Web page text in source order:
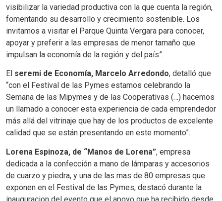
visibilizar la variedad productiva con la que cuenta la región,
fomentando su desarrollo y crecimiento sostenible. Los
invitamos a visitar el Parque Quinta Vergara para conocer,
apoyar y preferir a las empresas de menor tamaño que
impulsan la economía de la región y del país”.
El seremi de Economía, Marcelo Arredondo, detalló que
“con el Festival de las Pymes estamos celebrando la
Semana de las Mipymes y de las Cooperativas (…) hacemos
un llamado a conocer esta experiencia de cada emprendedor
más allá del vitrinaje que hay de los productos de excelente
calidad que se están presentando en este momento”.
Lorena Espinoza, de “Manos de Lorena”, empresa
dedicada a la confección a mano de lámparas y accesorios
de cuarzo y piedra, y una de las mas de 80 empresas que
exponen en el Festival de las Pymes, destacó durante la
inauguracion del evento que el apoyo que ha recibido desde